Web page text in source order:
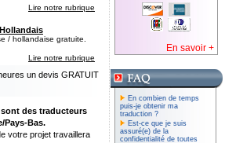
En savoir +
En combien de temps
puis-je obtenir ma
traduction ?
Est-ce que je suis
assuré(e) de la
confidentialité de toutes
Lire notre rubrique
/ hollandaise gratuite.
Lire notre rubrique
un devis GRATUIT
des traducteurs
Pays-Bas.
votre projet travaillera